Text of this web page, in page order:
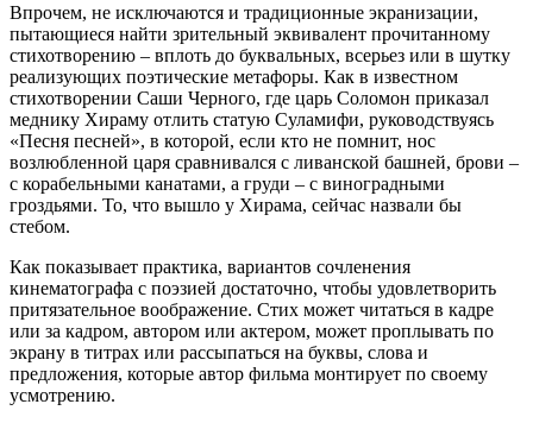
Впрочем, не исключаются и традиционные экранизации,
пытающиеся найти зрительный эквивалент прочитанному
стихотворению – вплоть до буквальных, всерьез или в шутку
реализующих поэтические метафоры. Как в известном
стихотворении Саши Черного, где царь Соломон приказал
меднику Хираму отлить статую Суламифи, руководствуясь
«Песня песней», в которой, если кто не помнит, нос
возлюбленной царя сравнивался с ливанской башней, брови –
с корабельными канатами, а груди – с виноградными
гроздьями. То, что вышло у Хирама, сейчас назвали бы
стебом.
Как показывает практика, вариантов сочленения
кинематографа с поэзией достаточно, чтобы удовлетворить
притязательное воображение. Стих может читаться в кадре
или за кадром, автором или актером, может проплывать по
экрану в титрах или рассыпаться на буквы, слова и
предложения, которые автор фильма монтирует по своему
усмотрению.